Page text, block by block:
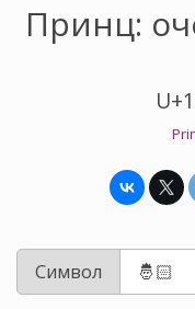
Принц:
Символ